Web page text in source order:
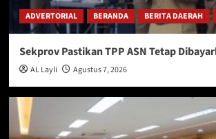
ADVERTORIAL BERANDA BERITA DAERAH
Sekprov Pastikan TPP ASN Tetap
AL Layli Agustus 7, 2026